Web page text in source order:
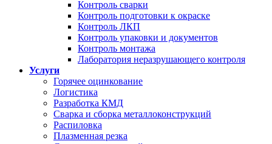
Контроль сварки
Контроль подготовки к окраске
Контроль ЛКП
Контроль упаковки и документов
Контроль монтажа
Лаборатория неразрушающего контроля
Услуги
Горячее оцинкование
Логистика
Разработка КМД
Сварка и сборка металлоконструкций
Распиловка
Плазменная резка